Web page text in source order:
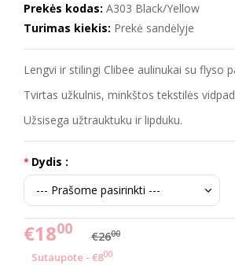
Prekės kodas: A303 Black/Yellow
Turimas kiekis: Prekė sandėlyje
Lengvi ir stilingi Clibee aulinukai su flyso
Tvirtas užkulnis, minkštos tekstilės
Užsisega užtrauktuku ir lipduku.
Dydis :
€1800 €2600
Sutaupote - €800